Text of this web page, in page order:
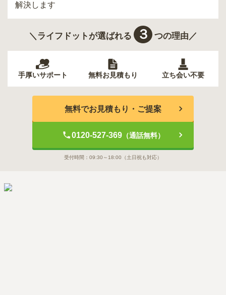
解決します
＼ライフドットが選ばれる ３ つの理由／
手厚いサポート 無料お見積もり 立ち会い不要
無料でお見積もり・ご提案
0120-527-369（通話無料）
受付時間： 09:30～18:00 （土日祝も対応）